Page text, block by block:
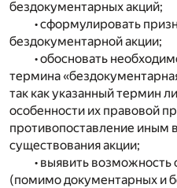
бездокументарных акций;
• сформулировать
бездокументарной акции;
• обосновать
термина
так как указанный термин
особенности их правовой
противопоставление
существования акции;
• выявить
(помимо документарных и